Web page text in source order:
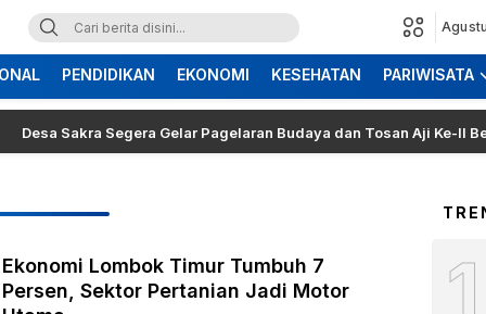
PENDIDIKAN EKONOMI KESEHATAN PARIWISATA
Sakra Segera Gelar Pagelaran Budaya dan Tosan Aji Ke-II Bertajuk
Ekonomi Lombok Timur Tumbuh 7
Persen, Sektor Pertanian Jadi Motor
1